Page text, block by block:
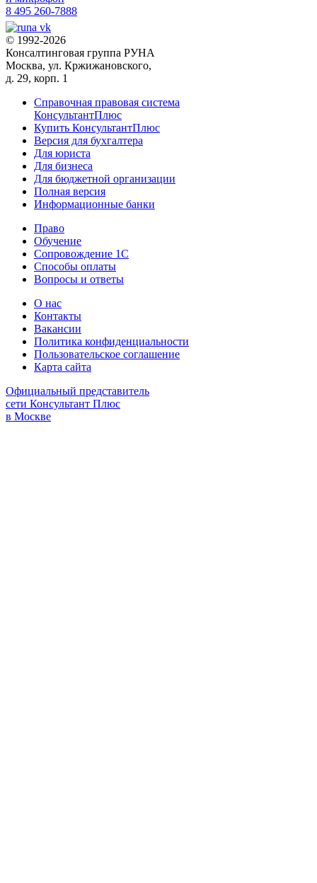
8 495 260-7888
© 1992-2026
Консалтинговая группа РУНА
Москва, ул. Кржижановского,
д. 29, корп. 1
Справочная правовая система
КонсультантПлюс
Купить КонсультантПлюс
Версия для бухгалтера
Для юриста
Для бизнеса
Для бюджетной организации
Полная версия
Информационные банки
Право
Обучение
Сопровождение 1С
Способы оплаты
Вопросы и ответы
О нас
Контакты
Вакансии
Политика конфиденциальности
Пользовательское соглашение
Карта сайта
Официальный представитель
сети Консультант Плюс
в Москве